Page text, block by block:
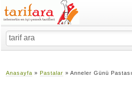
Anasayfa » Pastalar » Anneler Günü Pastası